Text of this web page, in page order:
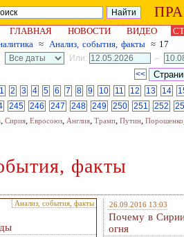
ГЛАВНАЯ НОВОСТИ ВИДЕО
≈ Анализ, события, факты ≈ 17
Или:
–
<<
1
2 3 4 5 6 7 8 9 10 11 12 13 14
245 246 247 248 249 250 251 252
, Сирия, Евросоюз, Англия, Трамп, Путин, Порошенко
факты
Анализ, события, факты 26.09.2016 13:03
Почему в
огня